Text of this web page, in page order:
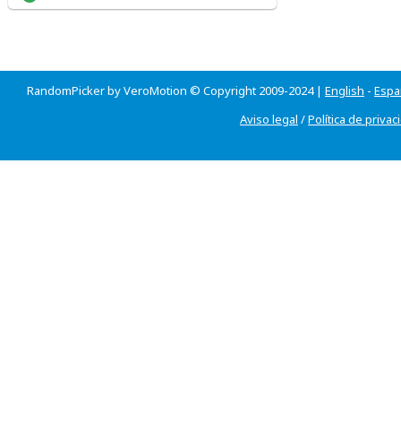
RandomPicker by VeroMotion © Copyright 2009-2024 | English -
Aviso legal /Política de